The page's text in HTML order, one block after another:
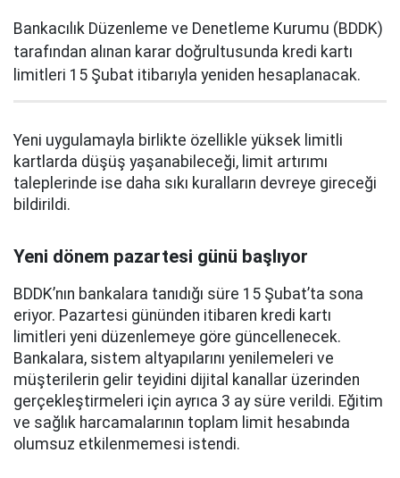
Bankacılık Düzenleme ve Denetleme Kurumu (BDDK)
tarafından alınan karar doğrultusunda kredi kartı
limitleri 15 Şubat itibarıyla yeniden hesaplanacak.
Yeni uygulamayla birlikte özellikle yüksek limitli
kartlarda düşüş yaşanabileceği, limit artırımı
taleplerinde ise daha sıkı kuralların devreye gireceği
bildirildi.
Yeni dönem pazartesi günü başlıyor
BDDK’nın bankalara tanıdığı süre 15 Şubat’ta sona
eriyor. Pazartesi gününden itibaren kredi kartı
limitleri yeni düzenlemeye göre güncellenecek.
Bankalara, sistem altyapılarını yenilemeleri ve
müşterilerin gelir teyidini dijital kanallar üzerinden
gerçekleştirmeleri için ayrıca 3 ay süre verildi. Eğitim
ve sağlık harcamalarının toplam limit hesabında
olumsuz etkilenmemesi istendi.